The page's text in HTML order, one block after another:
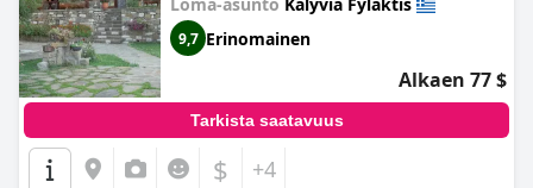
9,7 Erinomainen
Alkaen 77 $
Tarkista saatavuus
$ +4